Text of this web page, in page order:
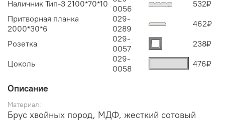
Наличник Тип-3 2100*70*10 0056
532₽
Притворная планка
2000*30*6
029-
0289
462₽
Розетка
029-
0057
238₽
Цоколь
029-
0058
476₽
Описание
Материал:
Брус хвойных пород, МДФ, жесткий сотовый